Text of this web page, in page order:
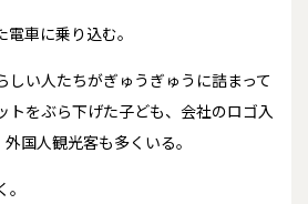
車に乗り込む。
しい人たちがぎゅうぎゅうに詰まって
トをぶら下げた子ども、会社のロゴ入
国人観光客も多くいる。